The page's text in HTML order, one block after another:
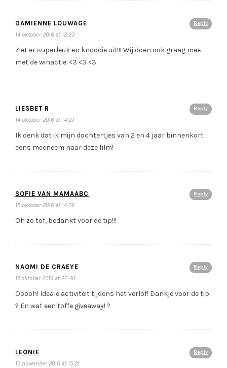
Reply
DAMIENNE LOUWAGE
14 oktober 2016 at 12:23
Ziet er superleuk en knoddie uit!!! Wij doen ook graag mee
met de winactie. <3 <3 <3
Reply
LIESBET R
14 oktober 2016 at 14:27
Ik denk dat ik mijn dochtertjes van 2 en 4 jaar binnenkort
eens meeneem naar deze film!
Reply
SOFIE VAN MAMAABC
15 oktober 2016 at 14:36
Oh zo tof, bedankt voor de tip!!!
Reply
NAOMI DE CRAEYE
17 oktober 2016 at 22:40
Ooooh! Ideale activiteit tijdens het verlof! Dankje voor de tip!
? En wat een toffe giveaway! ?
Reply
LEONIE
13 november 2016 at 15:21